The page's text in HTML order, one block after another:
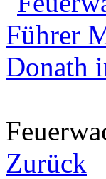
Zurück